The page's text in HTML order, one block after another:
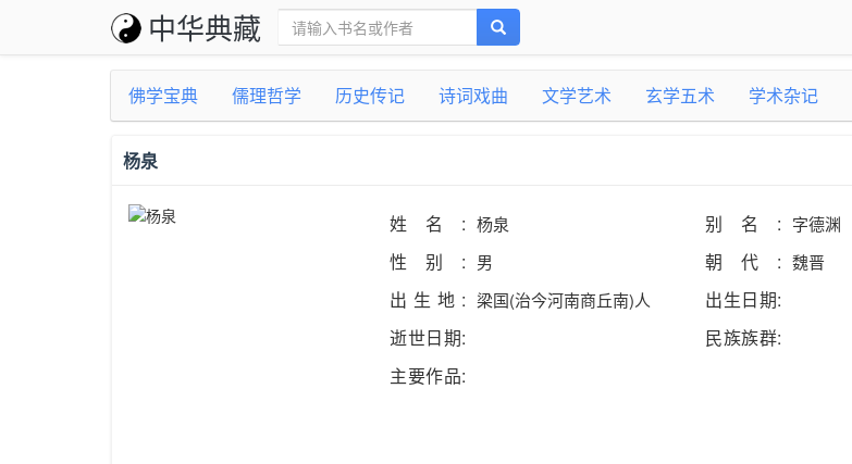
中华典藏
佛学宝典 儒理哲学 历史传记 诗词戏曲 文学艺术 玄学五术 学术杂记
杨泉
姓名: 杨泉 别名: 字德渊
性别: 男 朝代: 魏晋
出生地: 梁国(治今河南商丘南)人
出生日期:
逝世日期:
民族族群:
主要作品: